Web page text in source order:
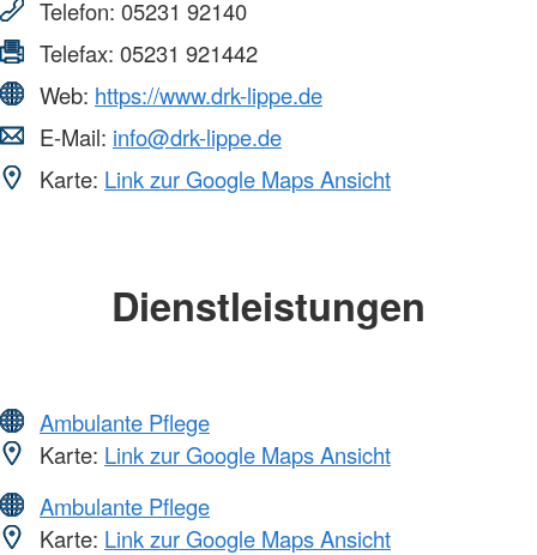
Telefon: 05231 92140
Telefax: 05231 921442
Web: https://www.drk-lippe.de
E-Mail: info@drk-lippe.de
Karte: Link zur Google Maps Ansicht
Dienstleistungen
Ambulante Pflege
Karte: Link zur Google Maps Ansicht
Ambulante Pflege
Karte: Link zur Google Maps Ansicht